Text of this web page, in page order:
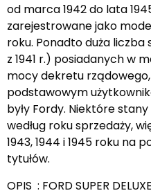
od marca 1942 do lata
zarejestrowane jako
roku. Ponadto duża liczba
z 1941 r.) posiadanych w
mocy dekretu
podstawowym
były Fordy. Niektóre
według roku sprzedaży,
1943, 1944 i 1945 roku na
tytułów.
OPIS : FORD SUPER